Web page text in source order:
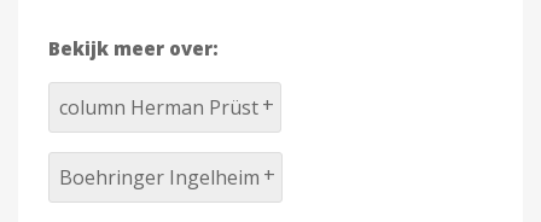
Bekijk meer over:
column Herman Prüst
Boehringer Ingelheim